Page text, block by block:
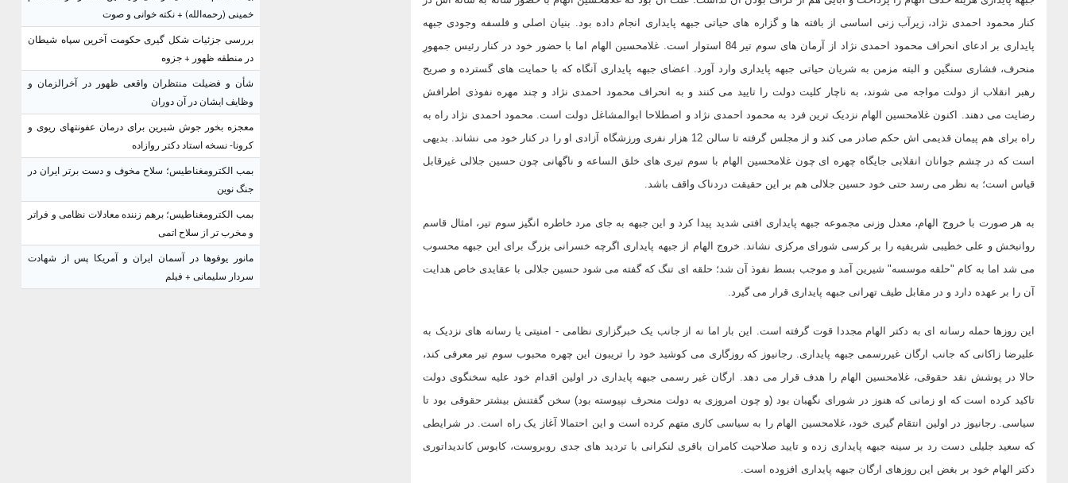
کنار محمود احمدی نژاد، زیرآب زنی اساسی از بافته ها و گزاره های حیاتی جبهه پایداری انجام داده بود. بنیان اصلی و فلسفه وجودی جبهه
پایداری بر ادعای انحراف محمود احمدی نژاد از آرمان های سوم تیر 84 استوار است. غلامحسین الهام اما با حضور خود در کنار رئیس جمهورِ
منحرف، فشاری سنگین و البته مزمن به شریان حیاتی جبهه پایداری وارد آورد. اعضای جبهه پایداری آنگاه که با حمایت های گسترده و صریح
رهبر انقلاب از دولت مواجه می شوند، به ناچار کلیت دولت را تایید می کنند و به انحراف محمود احمدی نژاد و چند مهره نفوذی اطرافش
رضایت می دهند. اکنون غلامحسین الهام نزدیک ترین فرد به محمود احمدی نژاد و اصطلاحا ابوالمشاغل دولت است. محمود احمدی نژاد راه به
راه برای هم پیمان قدیمی اش حکم صادر می کند و از مجلس گرفته تا سالن 12 هزار نفری ورزشگاه آزادی او را در کنار خود می نشاند. بدیهی
است که در چشم جوانان انقلابی جایگاه چهره ای چون غلامحسین الهام با سوم تیری های خلق الساعه و ناگهانی چون حسین جلالی غیرقابل
قیاس است؛ به نظر می رسد حتی خود حسین جلالی هم بر این حقیقت دردناک واقف باشد.
به هر صورت با خروج الهام، معدل وزنی مجموعه جبهه پایداری افتی شدید پیدا کرد و این جبهه به جای مرد خاطره انگیز سوم تیر، امثال قاسم
روانبخش و علی خطیبی شریفیه را بر کرسی شورای مرکزی نشاند. خروج الهام از جبهه پایداری اگرچه خسرانی بزرگ برای این جبهه محسوب
می شد اما به کام "حلقه موسسه" شیرین آمد و موجب بسط نفوذ آن شد؛ حلقه ای تنگ که گفته می شود حسین جلالی با عقایدی خاص هدایت
آن را بر عهده دارد و در مقابل طیف تهرانی جبهه پایداری قرار می گیرد.
این روزها حمله رسانه ای به دکتر الهام مجددا قوت گرفته است. این بار اما نه از جانب یک خبرگزاری نظامی - امنیتی یا رسانه های نزدیک به
علیرضا زاکانی که جانب ارگان غیررسمی جبهه پایداری. رجانیوز که روزگاری می کوشید خود را تریبون این چهره محبوب سوم تیر معرفی کند،
حالا در پوشش نقد حقوقی، غلامحسین الهام را هدف قرار می دهد. ارگان غیر رسمی جبهه پایداری در اولین اقدام خود علیه سخنگوی دولت
تاکید کرده است که او زمانی که هنوز در شورای نگهبان بود (و چون امروزی به دولت منحرف نپیوسته بود) سخن گفتنش بیشتر حقوقی بود تا
سیاسی. رجانیوز در اولین انتقام گیری خود، غلامحسین الهام را به سیاسی کاری متهم کرده است و این احتمالا آغاز یک راه است. در شرایطی
که سعید جلیلی دست رد بر سینه جبهه پایداری زده و تایید صلاحیت کامران باقری لنکرانی با تردید های جدی روبروست، کابوس کاندیداتوری
دکتر الهام خود بر بغض این روزهای ارگان جبهه پایداری افزوده است.
خمینی (رحمه‌الله) + نکته خوانی و صوت
بررسی جزئیات شکل گیری حکومت آخرین سپاه شیطان
در منطقه ظهور + جزوه
شأن و فضیلت منتظران واقعی ظهور در آخرالزمان و
وظایف ایشان در آن دوران
معجزه بخور جوش شیرین برای درمان عفونتهای ریوی و
کرونا- نسخه استاد دکتر روازاده
بمب الکترومغناطیس؛ سلاح مخوف و دست برتر ایران در
جنگ نوین
بمب الکترومغناطیس؛ برهم زننده معادلات نظامی و فراتر
و مخرب تر از سلاح اتمی
مانور یوفوها در آسمان ایران و آمریکا پس از شهادت
سردار سلیمانی + فیلم